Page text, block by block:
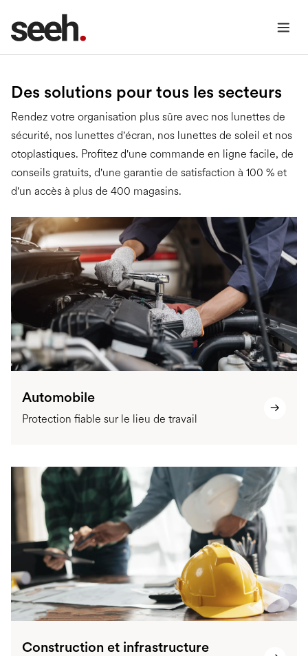
Des solutions pour tous les secteurs
Rendez votre organisation plus sûre avec nos lunettes de
sécurité, nos lunettes d'écran, nos lunettes de soleil et nos
otoplastiques. Profitez d'une commande en ligne facile, de
conseils gratuits, d'une garantie de satisfaction à 100 % et
d'un accès à plus de 400 magasins.
Automobile
Protection fiable sur le lieu de travail
Construction et infrastructure